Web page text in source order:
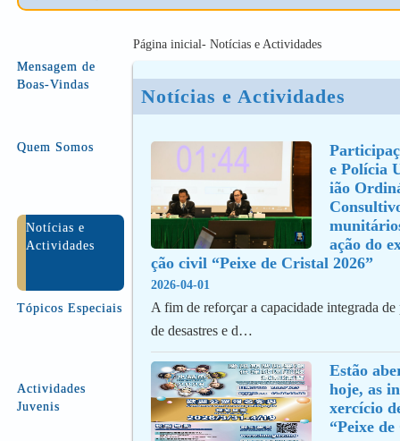
Mensagem de
Boas-Vindas
Quem Somos
Notícias e
Actividades
Tópicos Especiais
Actividades
Juvenis
Página inicial- Notícias e Actividades
Notícias e Actividades
e Polícia
ião
ação do
ção civil “Peixe de Cristal 2026”
2026-04-01
A fim de reforçar a capacidade integrada de
de desastres e d…
Estão
hoje, as
xercício
“Peixe